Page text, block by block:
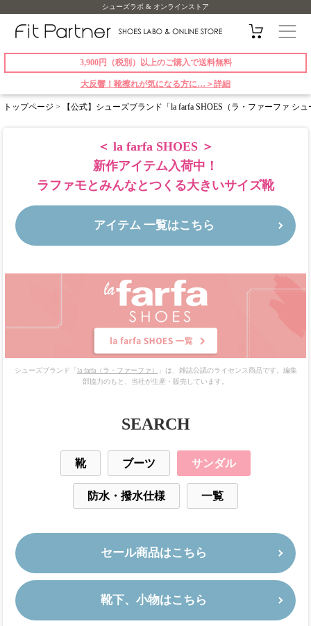
シューズラボ & オンラインストア
3,900円（税別）以上のご購入で送料無料
大反響！靴擦れが気になる方に…＞詳細
トップページ > 【公式】シューズブランド「la farfa SHOES（ラ・ファーファ シ
＜ la farfa SHOES ＞
新作アイテム入荷中！
ラファモとみんなとつくる大きいサイズ靴
アイテム 一覧はこちら
シューズブランド「 la farfa（ラ・ファーファ）
」は、雑誌公認のライセンス商品です。編集
部協力のもと、当社が生産・販売しています。
SEARCH
靴 ブーツ サンダル
防水・撥水仕様 一覧
セール商品はこちら
靴下、小物はこちら